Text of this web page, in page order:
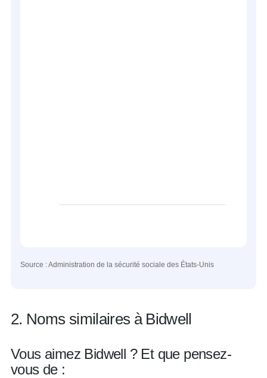
Source : Administration de la sécurité sociale des États-Unis
2. Noms similaires à Bidwell
Vous aimez Bidwell ? Et que pensez-
vous de :